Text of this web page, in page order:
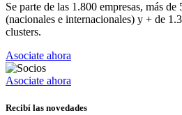
Se parte de las 1.800 empresas, más
(nacionales e internacionales) y + de
clusters.
Asociate ahora
Asociate ahora
Recibí las novedades